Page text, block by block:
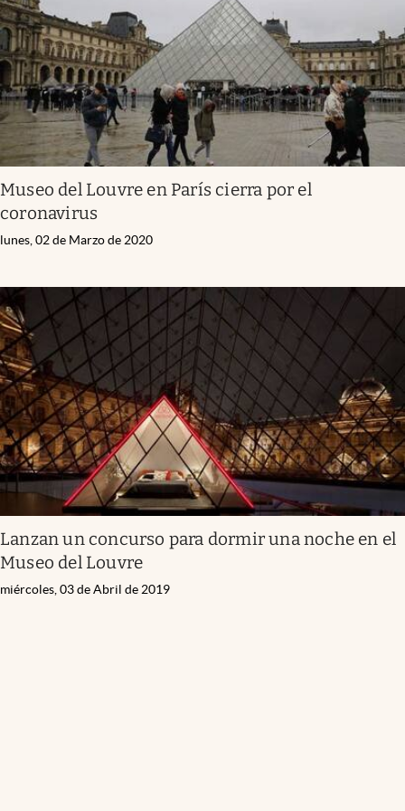
Museo del Louvre en París cierra por el
coronavirus
lunes, 02 de Marzo de 2020
Lanzan un concurso para dormir una noche en el
Museo del Louvre
miércoles, 03 de Abril de 2019